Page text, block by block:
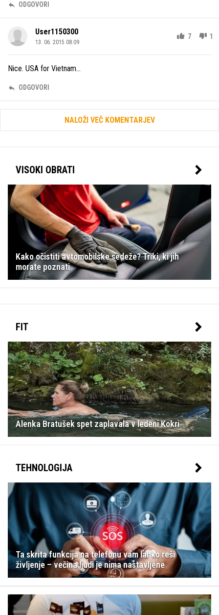
ODGOVORI
User1150300
13. 06. 2015 08.09
7 1
Nice. USA for Vietnam...
ODGOVORI
NALOŽI VEČ KOMENTARJEV
VISOKI OBRATI
Kako očistiti avtomobilske sedeže? Triki, ki jih
morate poznati
FIT
Alenka Bratušek spet zaplavala v ledeni Kokri
TEHNOLOGIJA
Ta skrita funkcija na telefonu vam lahko reši
življenje – večina ljudi je nima nastavljene